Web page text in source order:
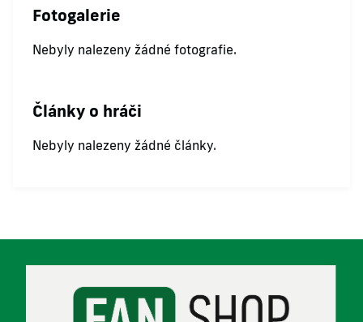
Fotogalerie
Nebyly nalezeny žádné fotografie.
Články o hráči
Nebyly nalezeny žádné články.